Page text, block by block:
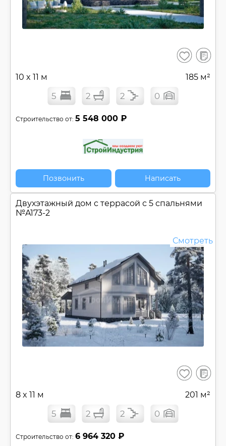
Сохранить
В
10 x 11 м 185 м²
5 2 2 0
Строительство от: 5 548 000 ₽
Позвонить Написать
Двухэтажный дом c террасой с 5 спальнями
№A173-2
Смотреть
Сохранить
В
8 x 11 м 201 м²
5 2 2 0
Строительство от: 6 964 320 ₽